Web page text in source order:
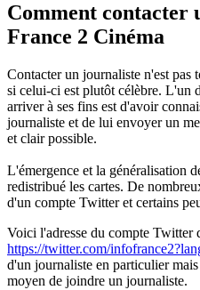
Comment contacter
France 2 Cinéma
Contacter un journaliste n'est pas
si celui-ci est plutôt célèbre. L'un
arriver à ses fins est d'avoir
journaliste et de lui envoyer un
et clair possible.
L'émergence et la généralisation
redistribué les cartes. De
d'un compte Twitter et certains
Voici l'adresse du compte Twitter
https://twitter.com/
d'un journaliste en particulier
moyen de joindre un journaliste.